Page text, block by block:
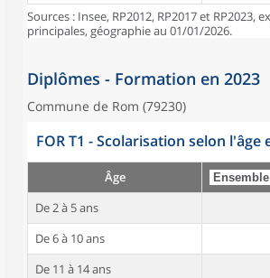
Sources : Insee, RP2012, RP2017 et RP2023,
principales, géographie au 01/01/2026.
Diplômes - Formation en 2023
Commune de Rom (79230)
FOR T1 - Scolarisation selon l'âge
Âge
De 2 à 5 ans
De 6 à 10 ans
De 11 à 14 ans